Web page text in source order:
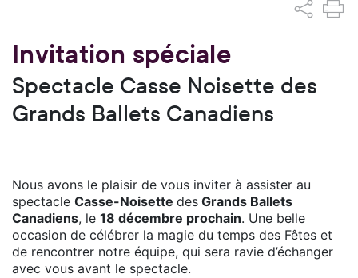
Invitation spéciale
Spectacle Casse Noisette des
Grands Ballets Canadiens
Nous avons le plaisir de vous inviter à assister au
spectacle Casse-Noisette des Grands Ballets
Canadiens, le 18 décembre prochain. Une belle
occasion de célébrer la magie du temps des Fêtes et
de rencontrer notre équipe, qui sera ravie d’échanger
avec vous avant le spectacle.